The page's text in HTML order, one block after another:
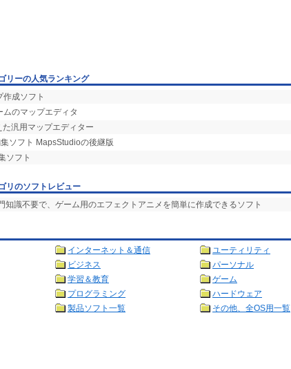
リーの人気ランキング
成ソフト
ムのマップエディタ
た汎用マップエディター
ソフト MapsStudioの後継版
ソフト
リのソフトレビュー
知識不要で、ゲーム用のエフェクトアニメを簡単に作成できるソフト
インターネット＆通信
ユーティリティ
ビジネス
パーソナル
学習＆教育
ゲーム
プログラミング
ハードウェア
製品ソフト一覧 その他、全OS用一覧